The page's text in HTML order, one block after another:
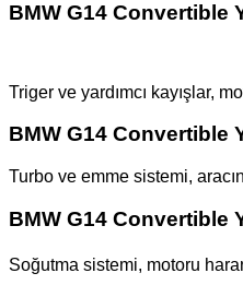
BMW G14 Convertible
Triger ve yardımcı kayışlar,
BMW G14 Convertible
Turbo ve emme sistemi,
BMW G14 Convertible
Soğutma sistemi, motoru